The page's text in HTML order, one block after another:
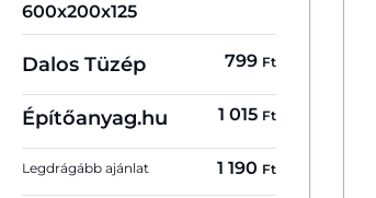
600x200x125
Dalos Tüzép 799 Ft
Építőanyag.hu 1 015 Ft
Legdrágább ajánlat 1 190 Ft